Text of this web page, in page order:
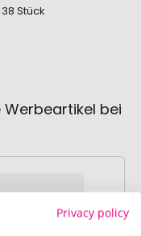
38 Stück
Werbeartikel bei
Privacy policy